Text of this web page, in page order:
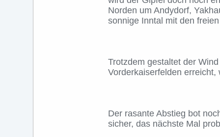
Norden um Andydorf,
sonnige Inntal mit den
Trotzdem gestaltet der
Vorderkaiserfelden
Der rasante Abstieg bot
sicher, das nächste Mal